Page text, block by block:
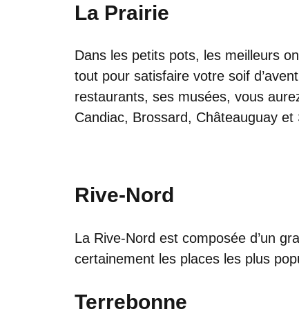
La Prairie
Dans les petits pots, les meilleurs
tout pour satisfaire votre soif
restaurants, ses musées, vous
Candiac, Brossard, Châteauguay et
Rive-Nord
La Rive-Nord est composée d’un
certainement les places les plus
Terrebonne